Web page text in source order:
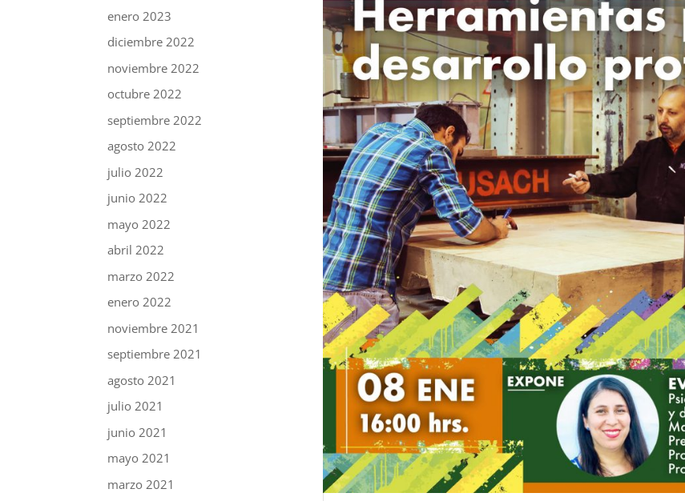
enero 2023
diciembre 2022
noviembre 2022
octubre 2022
septiembre 2022
agosto 2022
julio 2022
junio 2022
mayo 2022
abril 2022
marzo 2022
enero 2022
noviembre 2021
septiembre 2021
agosto 2021
julio 2021
junio 2021
mayo 2021
marzo 2021